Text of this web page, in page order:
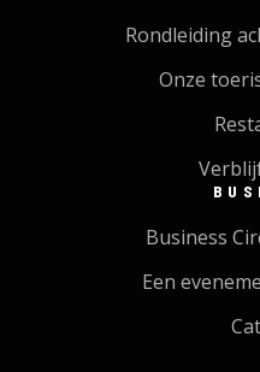
Rondleiding
Onze
Business
Een